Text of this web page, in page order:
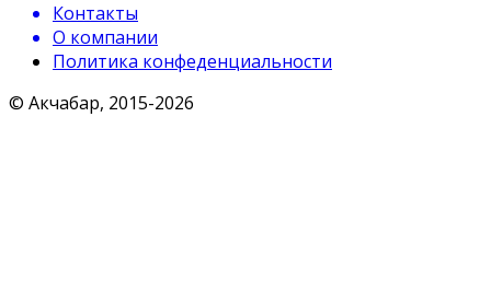
Контакты
О компании
Политика конфеденциальности
© Акчабар, 2015-2026